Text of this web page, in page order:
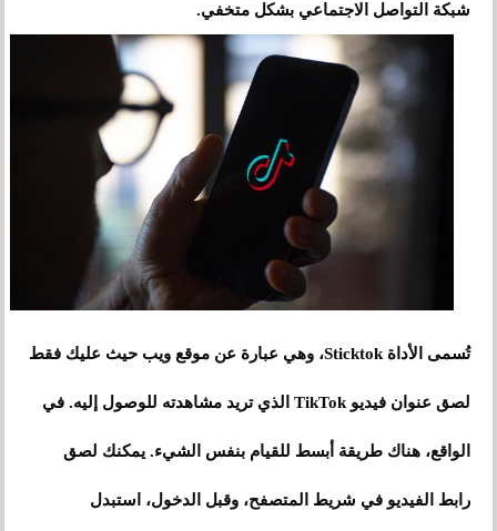
شبكة التواصل الاجتماعي بشكل متخفي.
تُسمى الأداة Sticktok، وهي عبارة عن موقع ويب حيث عليك فقط
لصق عنوان فيديو TikTok الذي تريد مشاهدته للوصول إليه. في
الواقع، هناك طريقة أبسط للقيام بنفس الشيء. يمكنك لصق
رابط الفيديو في شريط المتصفح، وقبل الدخول، استبدل